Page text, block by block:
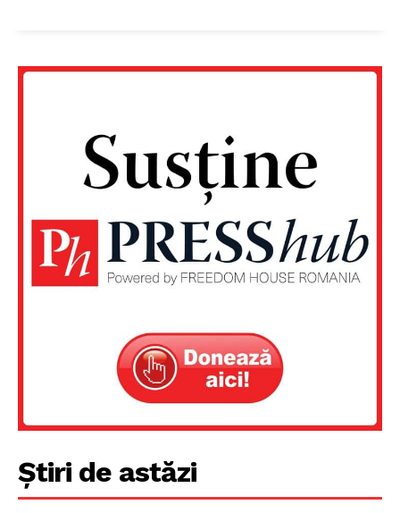
Știri de astăzi